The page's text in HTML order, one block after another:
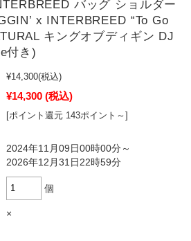
バッグ ショルダー
x INTERBREED “To Go
キングオブディギン DJ
付き)
¥14,300(税込)
¥14,300 (税込)
[ポイント還元 143ポイント～]
2024年11月09日00時00分～
2026年12月31日22時59分
個
×